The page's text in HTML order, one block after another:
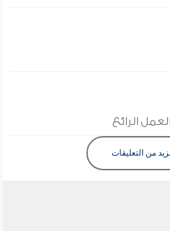
الرائع
من التعليقات